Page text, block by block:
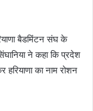
बैडमिंटन संघ के
ने कहा कि प्रदेश
का नाम रोशन